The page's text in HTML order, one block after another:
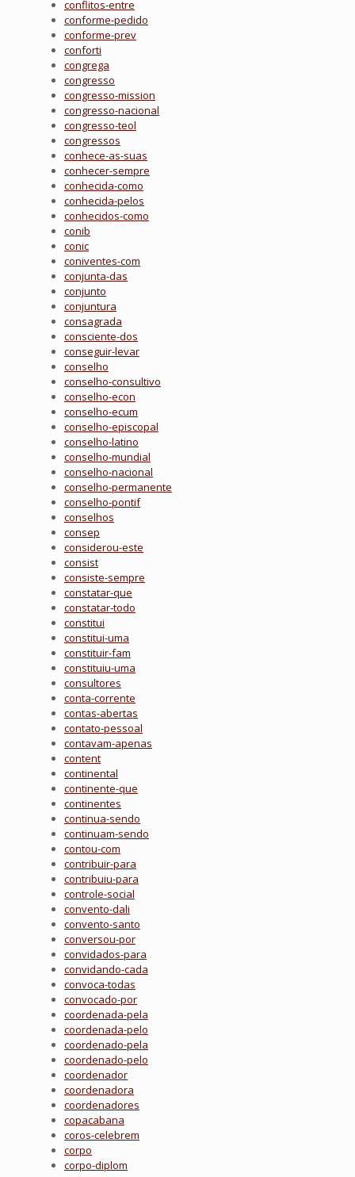
conflitos-entre
conforme-pedido
conforme-prev
conforti
congrega
congresso
congresso-mission
congresso-nacional
congresso-teol
congressos
conhece-as-suas
conhecer-sempre
conhecida-como
conhecida-pelos
conhecidos-como
conib
conic
coniventes-com
conjunta-das
conjunto
conjuntura
consagrada
consciente-dos
conseguir-levar
conselho
conselho-consultivo
conselho-econ
conselho-ecum
conselho-episcopal
conselho-latino
conselho-mundial
conselho-nacional
conselho-permanente
conselho-pontif
conselhos
consep
considerou-este
consist
consiste-sempre
constatar-que
constatar-todo
constitui
constitui-uma
constituir-fam
constituiu-uma
consultores
conta-corrente
contas-abertas
contato-pessoal
contavam-apenas
content
continental
continente-que
continentes
continua-sendo
continuam-sendo
contou-com
contribuir-para
contribuiu-para
controle-social
convento-dali
convento-santo
conversou-por
convidados-para
convidando-cada
convoca-todas
convocado-por
coordenada-pela
coordenada-pelo
coordenado-pela
coordenado-pelo
coordenador
coordenadora
coordenadores
copacabana
coros-celebrem
corpo
corpo-diplom